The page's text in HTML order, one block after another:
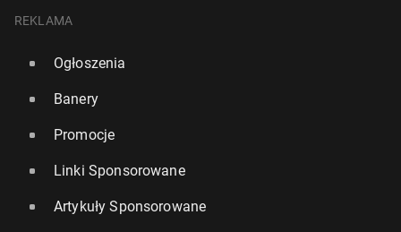
REKLAMA
Ogłoszenia
Banery
Promocje
Linki Sponsorowane
Artykuły Sponsorowane